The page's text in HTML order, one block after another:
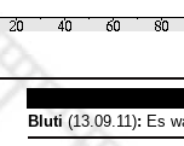
Bluti (13.09.11): Es